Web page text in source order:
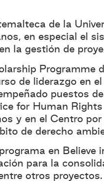
de la
en especial el
la gestión de
Programme
de liderazgo en
puestos
for Human
y en el Centro
de derecho
en
para la
otros proyectos.